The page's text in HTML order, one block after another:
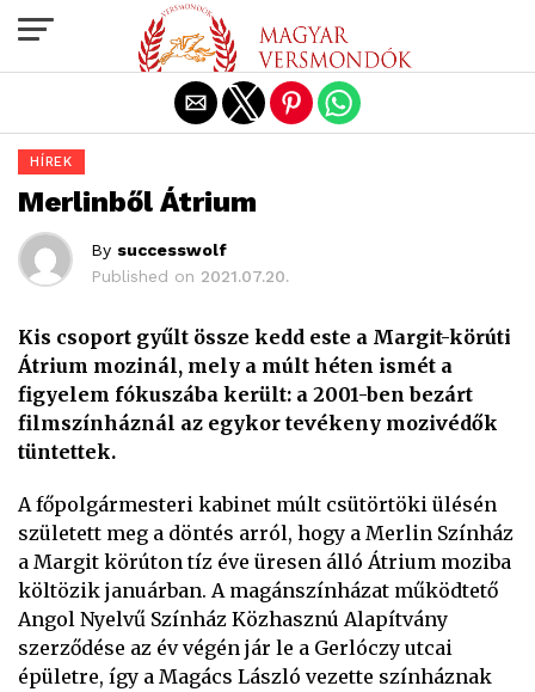
HÍREK
Merlinből Átrium
By successwolf
Published on 2021.07.20.
Kis csoport gyűlt össze kedd este a Margit-körúti
Átrium mozinál, mely a múlt héten ismét a
figyelem fókuszába került: a 2001-ben bezárt
filmszínháznál az egykor tevékeny mozivédők
tüntettek.
A főpolgármesteri kabinet múlt csütörtöki ülésén
született meg a döntés arról, hogy a Merlin Színház
a Margit körúton tíz éve üresen álló Átrium moziba
költözik januárban. A magánszínházat működtető
Angol Nyelvű Színház Közhasznú Alapítvány
szerződése az év végén jár le a Gerlóczy utcai
épületre, így a Magács László vezette színháznak
Exit mobile version